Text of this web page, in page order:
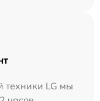
техники LG мы